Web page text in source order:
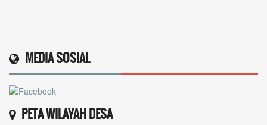
MEDIA SOSIAL
PETA WILAYAH DESA